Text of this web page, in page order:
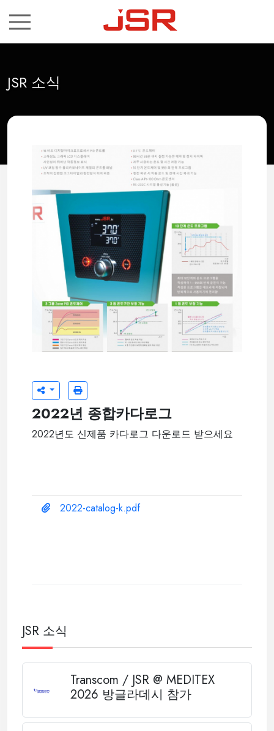
JSR 소식
2022년 종합카다로그
2022년도 신제품 카다로그 다운로드 받으세요
2022-catalog-k.pdf
JSR 소식
Transcom / JSR @ MEDITEX
2026 방글라데시 참가